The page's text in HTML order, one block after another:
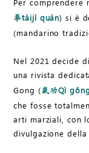
拳tàijí quán) si è
(mandarino
Nel 2021 decide
una rivista
Gong (氣功Qì
che fosse
arti marziali, con
divulgazione